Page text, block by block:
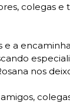
colegas
e a
nos